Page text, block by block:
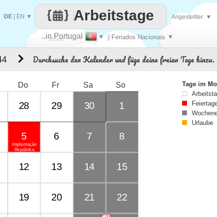
Jeden
..in Portugal ▼ | Feriados Nacionais ▼
Arbeitstage
DE EN ▼ Angestellter ▼
Durchsuche den Kalender und füge deine freien Tage hinzu.
Do Fr Sa So
28 29 30 1
Implantação
República
5 6 7 8
12 13 14 15
19 20 21 22
Tage im
Urlaube